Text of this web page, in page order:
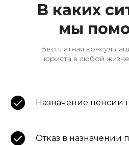
В каких
мы
Бесплатная
юриста в любой
Назначение пенсии
Отказ в назначении